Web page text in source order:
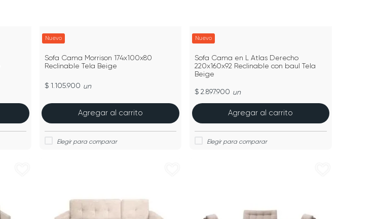
Nuevo
Sofa Cama Morrison 174x100x80
Reclinable Tela Beige
$ 1.105.900 un
Agregar al carrito
Nuevo
Sofa Cama en L Atlas Derecho
220x160x92 Reclinable con baul Tela
Beige
$ 2.897.900 un
Agregar al carrito